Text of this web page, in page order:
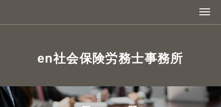
en社会保険労務士事務所